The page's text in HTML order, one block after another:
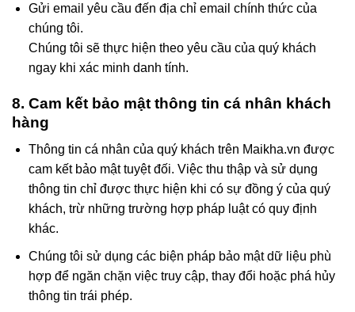
Gửi email yêu cầu đến địa chỉ email chính thức của
chúng tôi.
Chúng tôi sẽ thực hiện theo yêu cầu của quý khách
ngay khi xác minh danh tính.
8. Cam kết bảo mật thông tin cá nhân khách
hàng
Thông tin cá nhân của quý khách trên Maikha.vn được
cam kết bảo mật tuyệt đối. Việc thu thập và sử dụng
thông tin chỉ được thực hiện khi có sự đồng ý của quý
khách, trừ những trường hợp pháp luật có quy định
khác.
Chúng tôi sử dụng các biện pháp bảo mật dữ liệu phù
hợp để ngăn chặn việc truy cập, thay đổi hoặc phá hủy
thông tin trái phép.